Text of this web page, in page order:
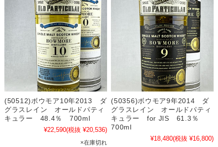
(50512)ボウモア10年2013 ダ
グラスレイン オールドパティ
キュラー 48.4％ 700ml
¥22,590(税抜 ¥20,536)
×在庫切れ
(50356)ボウモア9年2014 ダ
グラスレイン オールドパティ
キュラー for JIS 61.3％
700ml
¥18,480(税抜 ¥16,800)